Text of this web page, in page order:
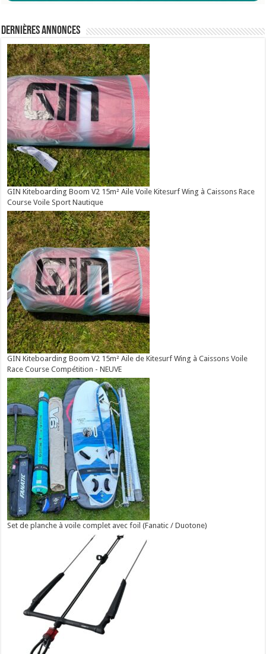
Dernières annonces
GIN Kiteboarding Boom V2 15m² Aile Voile Kitesurf Wing à Caissons Race
Course Voile Sport Nautique
GIN Kiteboarding Boom V2 15m² Aile de Kitesurf Wing à Caissons Voile
Race Course Compétition - NEUVE
Set de planche à voile complet avec foil (Fanatic / Duotone)